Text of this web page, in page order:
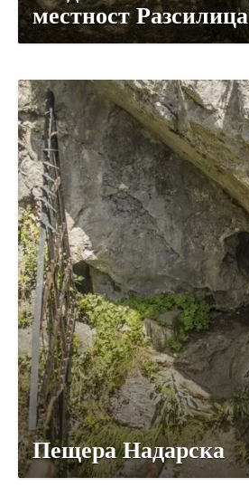
местност Разсилица
Пещера Надарска